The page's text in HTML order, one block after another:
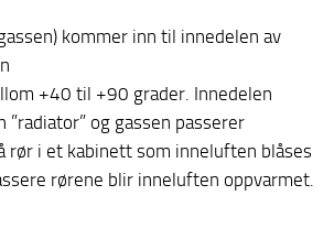
kommer inn til innedelen av
+40 til +90 grader. Innedelen
”radiator” og gassen passerer
rør i et kabinett som inneluften blåses
rørene blir inneluften oppvarmet.